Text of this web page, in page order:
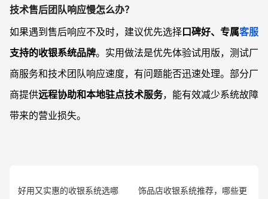
技术售后团队响应慢怎么办？
如果遇到售后响应不及时，建议优先选择口碑好、专属客服
支持的收银系统品牌。实用做法是优先体验试用版，测试厂
商服务和技术团队响应速度，有问题能否迅速处理。部分厂
商提供远程协助和本地驻点技术服务，能有效减少系统故障
带来的营业损失。
好用又实惠的收银系统选哪
饰品店收银系统推荐，哪些更